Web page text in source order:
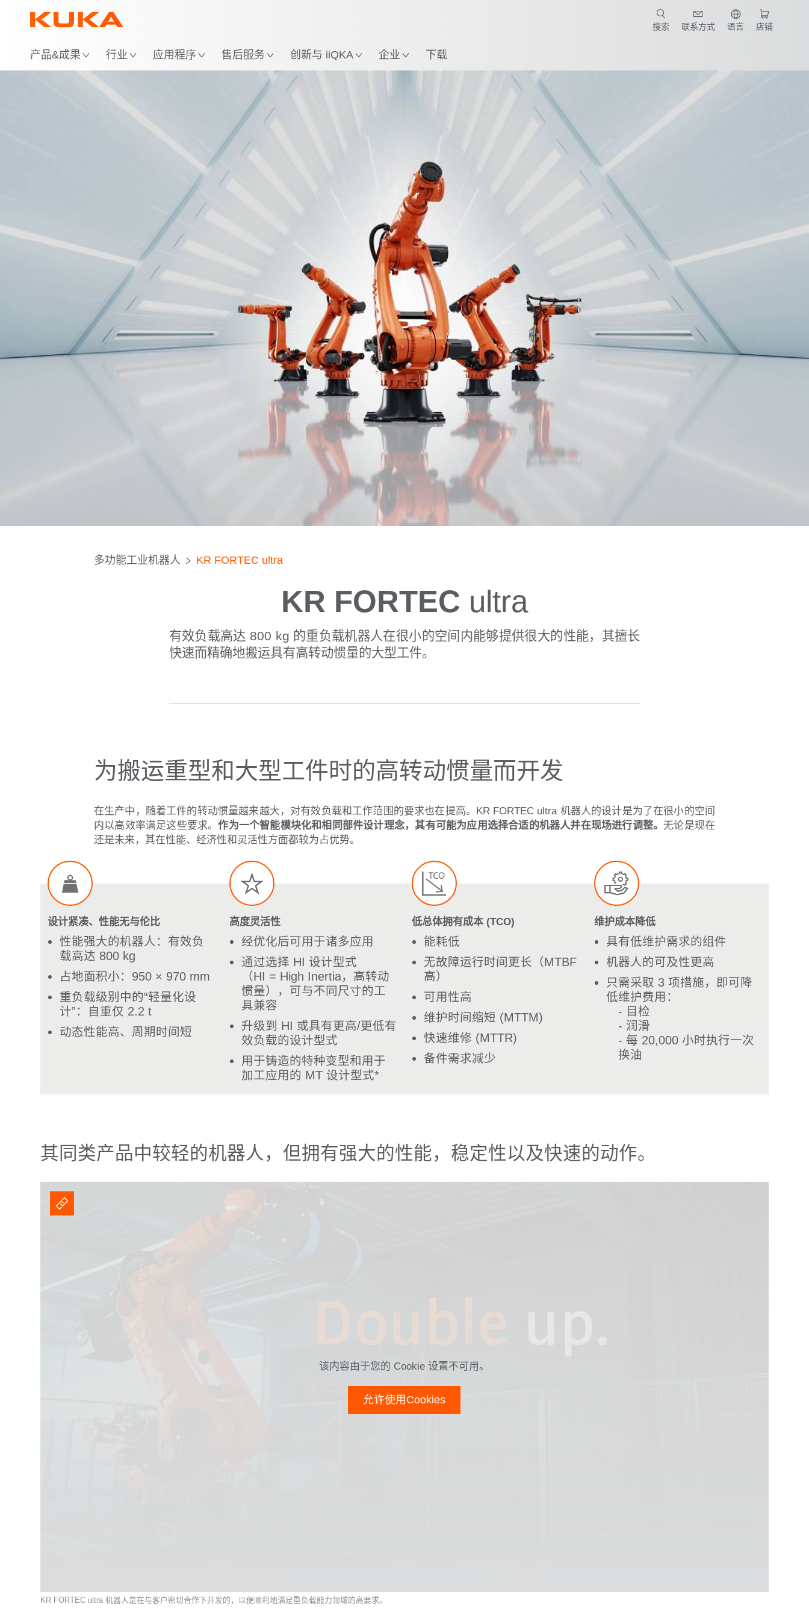
产品&成果 行业 应用程序 售后服务 创新与 iiQKA 企业 下载
搜索 联系方式 语言 店铺
经济性 特性 机器人种类
多功能工业机器人 KR FORTEC ultra
KR FORTEC ultra
有效负载高达 800 kg 的重负载机器人在很小的空间内能够提供很大的性能，其擅长
快速而精确地搬运具有高转动惯量的大型工件。
为搬运重型和大型工件时的高转动惯量而开发
在生产中，随着工件的转动惯量越来越大，对有效负载和工作范围的要求也在提高。KR FORTEC ultra 机器人的设计是为了在很小的空间
内以高效率满足这些要求。作为一个智能模块化和相同部件设计理念，其有可能为应用选择合适的机器人并在现场进行调整。 无论是现在
还是未来，其在性能、经济性和灵活性方面都较为占优势。
设计紧凑、性能无与伦比
性能强大的机器人：有效负
载高达 800 kg
占地面积小：950 × 970 mm
重负载级别中的“轻量化设
计”：自重仅 2.2 t
动态性能高、周期时间短
高度灵活性
经优化后可用于诸多应用
通过选择 HI 设计型式
（HI = High Inertia，高转动
惯量），可与不同尺寸的工
具兼容
升级到 HI 或具有更高/更低有
效负载的设计型式
用于铸造的特种变型和用于
加工应用的 MT 设计型式*
低总体拥有成本 (TCO)
能耗低
无故障运行时间更长（MTBF
高）
可用性高
维护时间缩短 (MTTM)
快速维修 (MTTR)
备件需求减少
维护成本降低
具有低维护需求的组件
机器人的可及性更高
只需采取 3 项措施，即可降
低维护费用：
- 目检
- 润滑
- 每 20,000 小时执行一次
换油
其同类产品中较轻的机器人，但拥有强大的性能，稳定性以及快速的动作。
该内容由于您的 Cookie 设置不可用。
允许使用Cookies
KR FORTEC ultra 机器人是在与客户密切合作下开发的，以便顺利地满足重负载能力领域的高要求。